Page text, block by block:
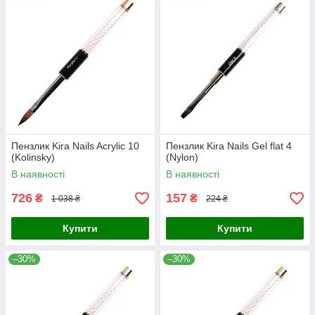
Пензлик Kira Nails Acrylic 10
(Kolinsky)
В наявності
726 ₴ 1 038 ₴
Купити
Пензлик Kira Nails Gel flat 4
(Nylon)
В наявності
157 ₴ 224 ₴
Купити
–30% –30%